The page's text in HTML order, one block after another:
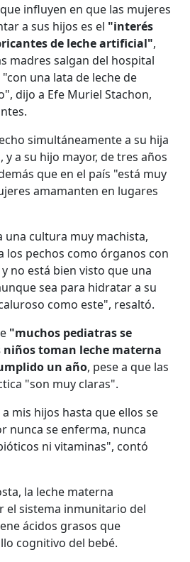
influyen en que las mujeres
a sus hijos es el "interés
de leche artificial",
madres salgan del hospital
una lata de leche de
dijo a Efe Muriel Stachon,
simultáneamente a su hija
y a su hijo mayor, de tres años
que en el país "está muy
amamanten en lugares
una cultura muy machista,
los pechos como órganos con
no está bien visto que una
sea para hidratar a su
como este", resaltó.
"muchos pediatras se
niños toman leche materna
un año, pese a que las
"son muy claras".
mis hijos hasta que ellos se
nunca se enferma, nunca
ni vitaminas", contó
la leche materna
el sistema inmunitario del
ácidos grasos que
cognitivo del bebé.